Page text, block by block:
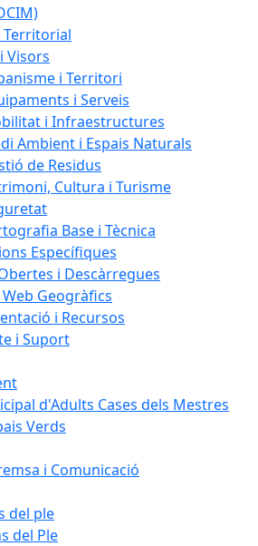
Territorial
Visors
i Territori
i Serveis
i Infraestructures
Ambient i Espais Naturals
de Residus
Cultura i Turisme
Base i Tècnica
Específiques
i Descàrregues
Geogràfics
i Recursos
i Suport
d'Adults Cases dels Mestres
Verds
i Comunicació
del ple
del Ple